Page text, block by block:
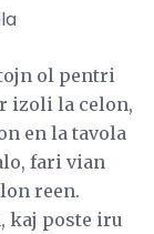
ol pentri
izoli la celon,
en la tavola
fari vian
reen.
kaj poste iru